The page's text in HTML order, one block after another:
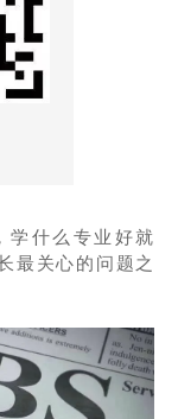
学什么专业好就
最关心的问题之